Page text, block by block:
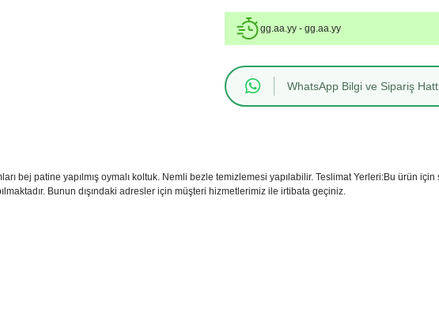
gg.aa.yy - gg.aa.yy
WhatsApp Bilgi ve Sipariş
bej patine yapılmış oymalı koltuk. Nemli bezle temizlemesi yapılabilir. Teslimat Yerleri:Bu ürün
Bunun dışındaki adresler için müşteri hizmetlerimiz ile irtibata geçiniz.